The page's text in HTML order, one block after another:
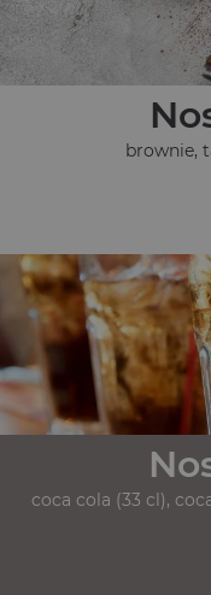
brownie,
coca cola (33 cl),